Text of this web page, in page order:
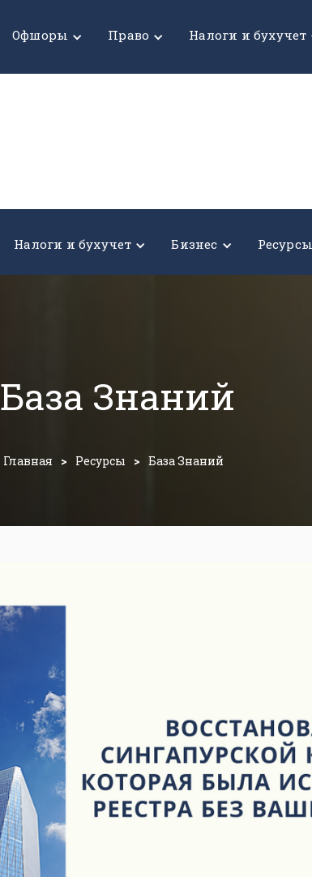
Офшоры Право Налоги и бухучет
Налоги и бухучет Бизнес Ресурсы
База Знаний
Главная > Ресурсы > База Знаний